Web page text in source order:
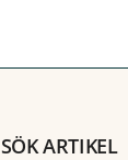
SÖK ARTIKEL